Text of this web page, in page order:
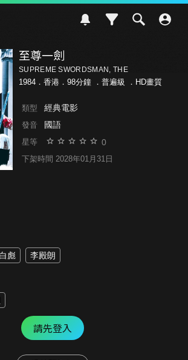
至尊一劍
SUPREME SWORDSMAN, THE
1984．香港．98分鐘 ． 普遍級 ．HD畫質
類型 經典電影
發音 國語
星等 0
下架時間 2028年01月31日
白彪 李殿朗
請先登入